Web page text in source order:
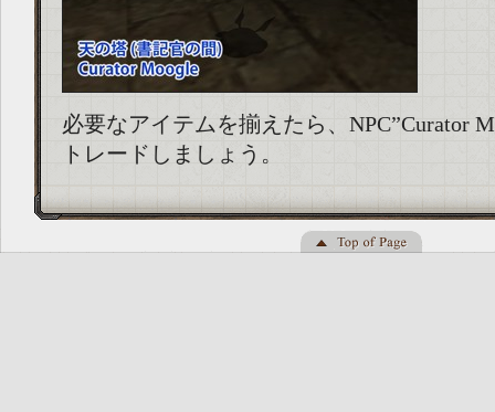
必要なアイテムを揃えたら、NPC”Curator
トレードしましょう。